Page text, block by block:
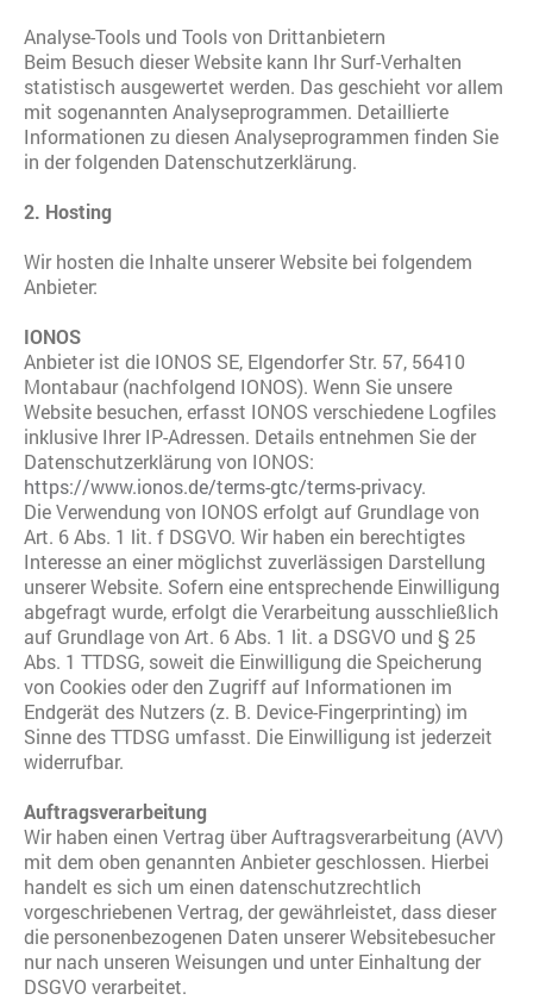
Analyse-Tools und Tools von Drittanbietern
Beim Besuch dieser Website kann Ihr Surf-Verhalten
statistisch ausgewertet werden. Das geschieht vor allem
mit sogenannten Analyseprogrammen. Detaillierte
Informationen zu diesen Analyseprogrammen finden Sie
in der folgenden Datenschutzerklärung.
2. Hosting
Wir hosten die Inhalte unserer Website bei folgendem
Anbieter:
IONOS
Anbieter ist die IONOS SE, Elgendorfer Str. 57, 56410
Montabaur (nachfolgend IONOS). Wenn Sie unsere
Website besuchen, erfasst IONOS verschiedene Logfiles
inklusive Ihrer IP-Adressen. Details entnehmen Sie der
Datenschutzerklärung von IONOS:
https://www.ionos.de/terms-gtc/terms-privacy.
Die Verwendung von IONOS erfolgt auf Grundlage von
Art. 6 Abs. 1 lit. f DSGVO. Wir haben ein berechtigtes
Interesse an einer möglichst zuverlässigen Darstellung
unserer Website. Sofern eine entsprechende Einwilligung
abgefragt wurde, erfolgt die Verarbeitung ausschließlich
auf Grundlage von Art. 6 Abs. 1 lit. a DSGVO und § 25
Abs. 1 TTDSG, soweit die Einwilligung die Speicherung
von Cookies oder den Zugriff auf Informationen im
Endgerät des Nutzers (z. B. Device-Fingerprinting) im
Sinne des TTDSG umfasst. Die Einwilligung ist jederzeit
widerrufbar.
Auftragsverarbeitung
Wir haben einen Vertrag über Auftragsverarbeitung (AVV)
mit dem oben genannten Anbieter geschlossen. Hierbei
handelt es sich um einen datenschutzrechtlich
vorgeschriebenen Vertrag, der gewährleistet, dass dieser
die personenbezogenen Daten unserer Websitebesucher
nur nach unseren Weisungen und unter Einhaltung der
DSGVO verarbeitet.